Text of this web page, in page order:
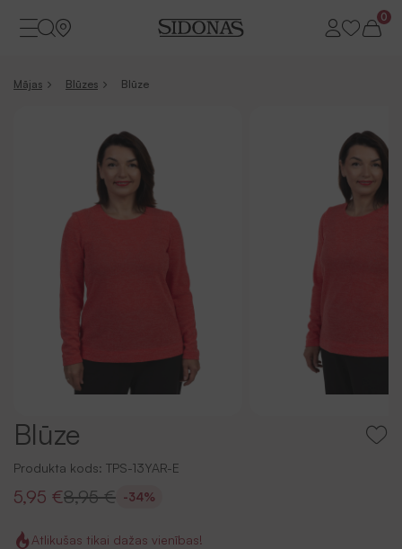
0
Mājas Blūzes Blūze
Blūze
Produkta kods: TPS-13YAR-E
5,95 €8,95 € -34%
Atlikušas tikai dažas vienības!